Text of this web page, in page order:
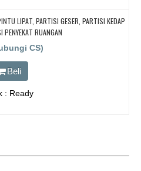
LIPAT, PARTISI GESER, PARTISI KEDAP
PENYEKAT RUANGAN
CS)
Beli
: Ready